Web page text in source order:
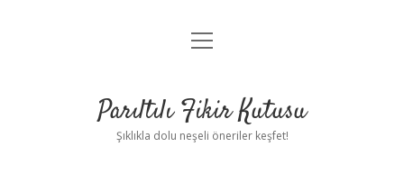
Anasayfa
Yasal Uyarı
menüyü
Parıltılı Fikir Kutusu
Şıklıkla dolu neşeli öneriler keşfet!